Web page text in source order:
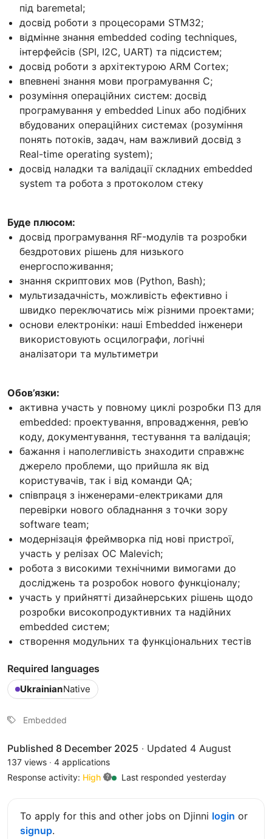
під baremetal;
досвід роботи з процесорами STM32;
відмінне знання embedded coding techniques,
інтерфейсів (SPI, I2C, UART) та підсистем;
досвід роботи з архітектурою ARM Cortex;
впевнені знання мови програмування C;
розуміння операційних систем: досвід
програмування у embedded Linux або подібних
вбудованих операційних системах (розуміння
понять потоків, задач, нам важливий досвід з
Real-time operating system);
досвід наладки та валідації складних embedded
system та робота з протоколом стеку
Буде плюсом:
досвід програмування RF-модулів та розробки
бездротових рішень для низького
енергоспоживання;
знання скриптових мов (Python, Bash);
мультизадачність, можливість ефективно і
швидко переключатись між різними проектами;
основи електроніки: наші Embedded інженери
використовують осцилографи, логічні
аналізатори та мультиметри
Обов’язки:
активна участь у повному циклі розробки ПЗ для
embedded: проектування, впровадження, рев’ю
коду, документування, тестування та валідація;
бажання і наполегливість знаходити справжнє
джерело проблеми, що прийшла як від
користувачів, так і від команди QA;
співпраця з інженерами-електриками для
перевірки нового обладнання з точки зору
software team;
модернізація фреймворка під нові пристрої,
участь у релізах ОС Malevich;
робота з високими технічними вимогами до
досліджень та розробок нового функціоналу;
участь у прийнятті дизайнерських рішень щодо
розробки високопродуктивних та надійних
embedded систем;
створення модульних та функціональних тестів
Required languages
UkrainianNative
Embedded
Published 8 December 2025 · Updated 4 August
137 views · 4 applications
Response activity: High Last responded yesterday
To apply for this and other jobs on Djinni login or
signup.